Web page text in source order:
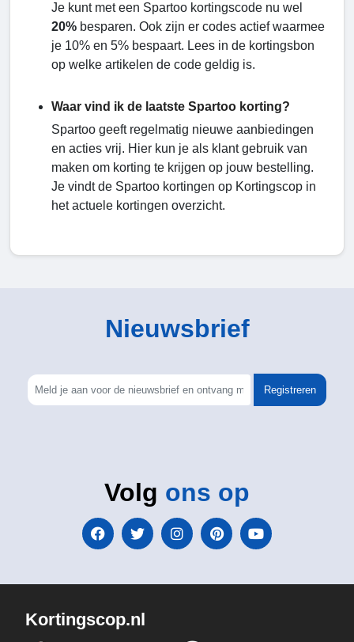
Je kunt met een Spartoo kortingscode nu wel
20% besparen. Ook zijn er codes actief waarmee
je 10% en 5% bespaart. Lees in de kortingsbon
op welke artikelen de code geldig is.
Waar vind ik de laatste Spartoo korting?
Spartoo geeft regelmatig nieuwe aanbiedingen
en acties vrij. Hier kun je als klant gebruik van
maken om korting te krijgen op jouw bestelling.
Je vindt de Spartoo kortingen op Kortingscop in
het actuele kortingen overzicht.
Nieuwsbrief
Registreren
Volg ons op
Kortingscop.nl